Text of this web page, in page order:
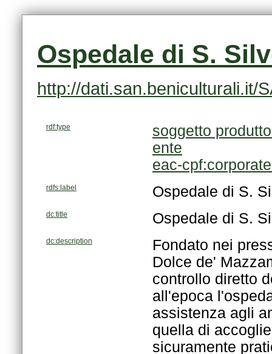
Ospedale di S.
http://dati.san.beniculturali.it/
rdf:type
soggetto
ente
eac-
rdfs:label Ospedale di S.
dc:title Ospedale di S.
dc:description